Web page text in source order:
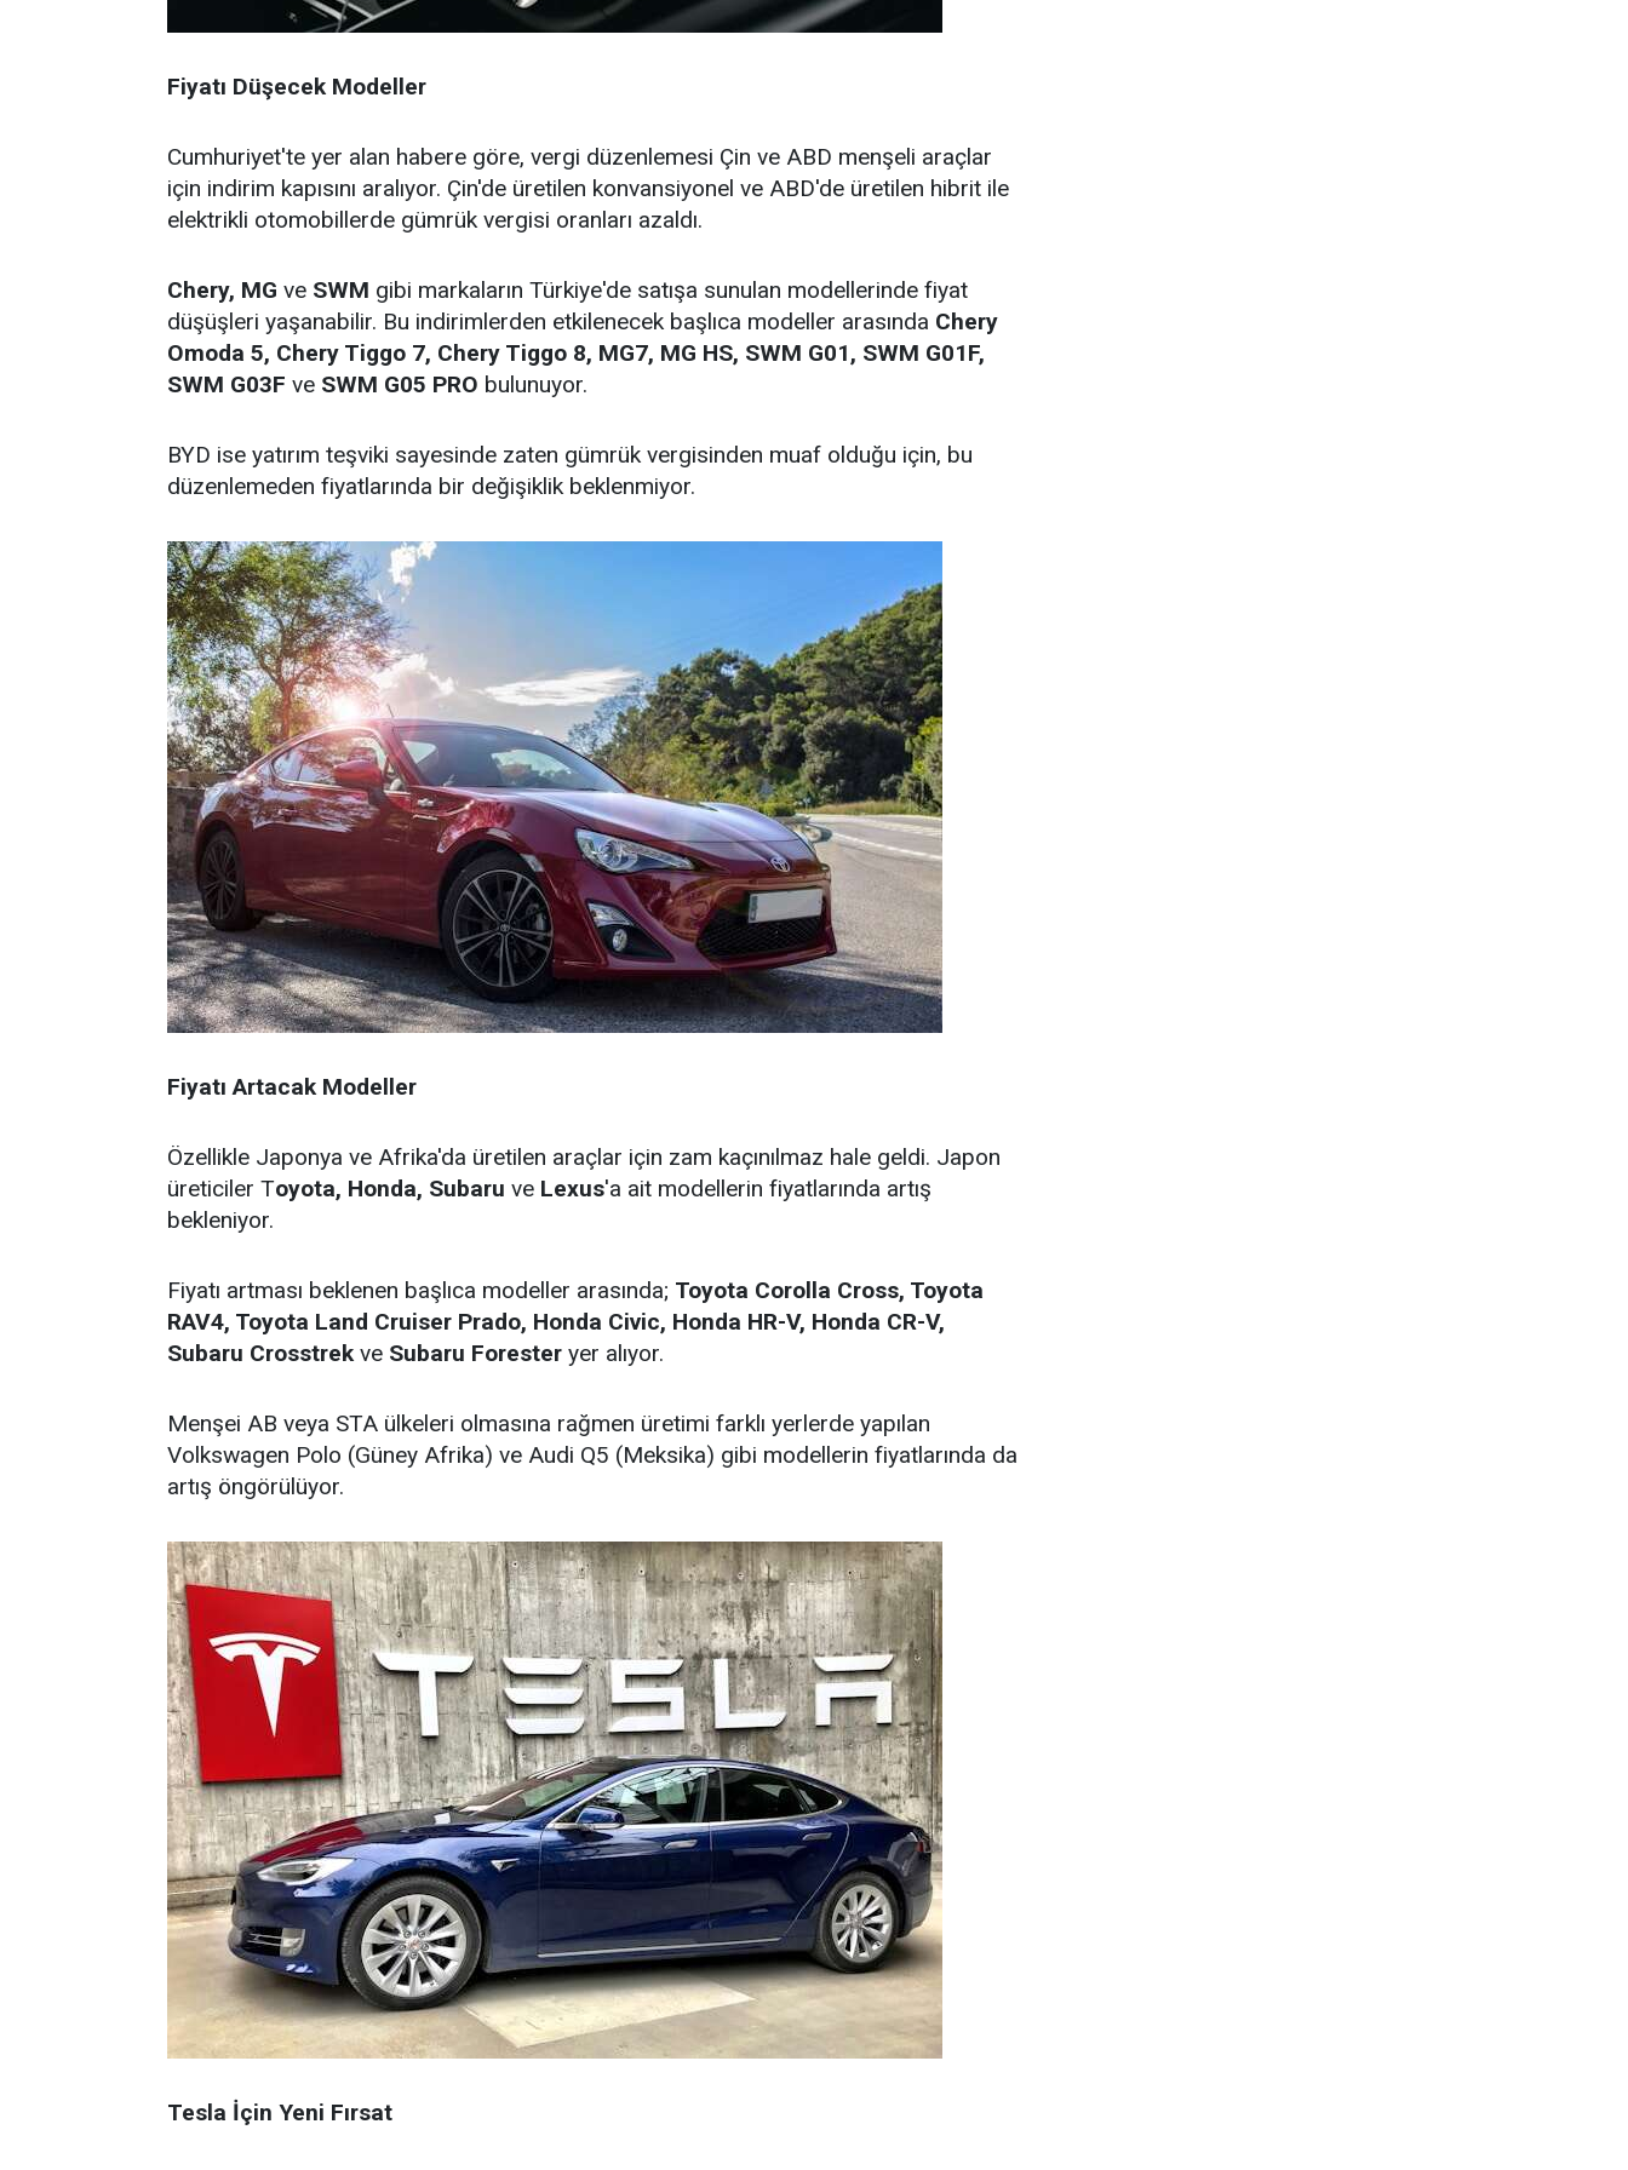
Fiyatı Düşecek Modeller
Cumhuriyet'te yer alan habere göre, vergi düzenlemesi Çin ve ABD menşeli araçlar
için indirim kapısını aralıyor. Çin'de üretilen konvansiyonel ve ABD'de üretilen hibrit ile
elektrikli otomobillerde gümrük vergisi oranları azaldı.
Chery, MG ve SWM gibi markaların Türkiye'de satışa sunulan modellerinde fiyat
düşüşleri yaşanabilir. Bu indirimlerden etkilenecek başlıca modeller arasında Chery
Omoda 5, Chery Tiggo 7, Chery Tiggo 8, MG7, MG HS, SWM G01, SWM G01F,
SWM G03F ve SWM G05 PRO bulunuyor.
BYD ise yatırım teşviki sayesinde zaten gümrük vergisinden muaf olduğu için, bu
düzenlemeden fiyatlarında bir değişiklik beklenmiyor.
Fiyatı Artacak Modeller
Özellikle Japonya ve Afrika'da üretilen araçlar için zam kaçınılmaz hale geldi. Japon
üreticiler Toyota, Honda, Subaru ve Lexus'a ait modellerin fiyatlarında artış
bekleniyor.
Fiyatı artması beklenen başlıca modeller arasında; Toyota Corolla Cross, Toyota
RAV4, Toyota Land Cruiser Prado, Honda Civic, Honda HR-V, Honda CR-V,
Subaru Crosstrekve Subaru Forester yer alıyor.
Menşei AB veya STA ülkeleri olmasına rağmen üretimi farklı yerlerde yapılan
Volkswagen Polo (Güney Afrika) ve Audi Q5 (Meksika) gibi modellerin fiyatlarında da
artış öngörülüyor.
Tesla İçin Yeni Fırsat